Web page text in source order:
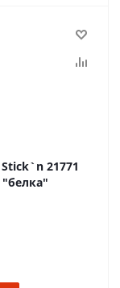
21771
"белка"